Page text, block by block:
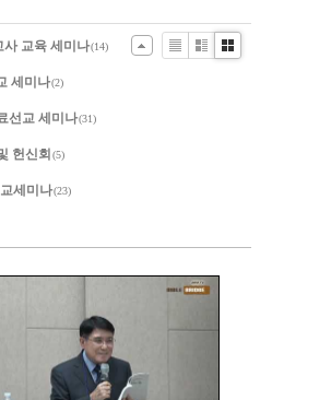
교육 세미나(14)
세미나(2)
선교 세미나(31)
헌신회(5)
세미나(23)
ListZineGallery